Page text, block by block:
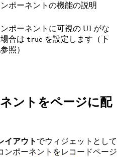
ポーネントの機能の説明
ンポーネントに可視の UI がな
合は true を設定します（下
照）
ントをページに配
イアウト でウィジェットとして
ンポーネントをレコードページ